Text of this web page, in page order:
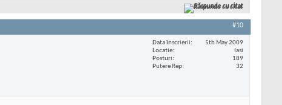
Răspunde cu citat
#10
Data înscrierii
5th May 2009
Locaţie
Iasi
Posturi
189
Putere Rep
32